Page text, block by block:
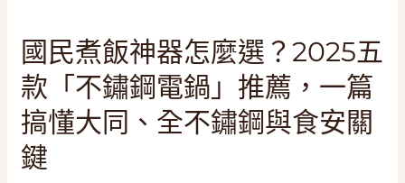
國民煮飯神器怎麼選？2025五
款「不鏽鋼電鍋」推薦，一篇
搞懂大同、全不鏽鋼與食安關
鍵
國
民
煮
飯
神
器
怎